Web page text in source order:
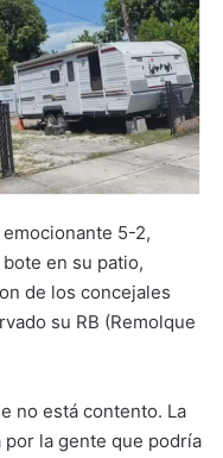
5-2,
en su patio,
de los concejales
su RB (Remolque
no está contento. La
la gente que podría